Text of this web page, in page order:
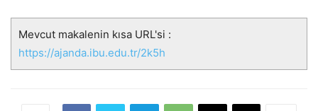
Mevcut makalenin kısa URL'si :
https://ajanda.ibu.edu.tr/2k5h